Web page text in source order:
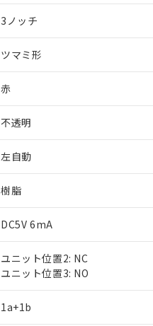
3ノッチ
ツマミ形
赤
不透明
左自動
樹脂
DC5V 6mA
ユニット位置2: NC
ユニット位置3: NO
1a+1b※1 対応状況